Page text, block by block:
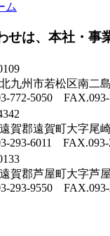
ム
せは、本社・事
九州市若松区南二
772-5050 FAX.093-
賀郡遠賀町大字尾崎
293-6011 FAX.093-
賀郡芦屋町大字芦
293-9550 FAX.093-